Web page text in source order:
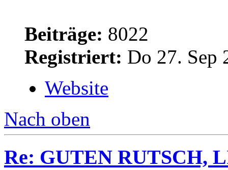
Beiträge: 8022
Registriert: Do 27. Sep
Website
Nach oben
Re: GUTEN RUTSCH,